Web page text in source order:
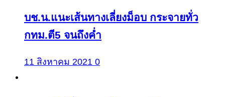
บช.น.แนะเส้นทางเลี่ยงม็อบ กระจายทั่ว
กทม.ตี5 จนถึงค่ำ
11 สิงหาคม 2021 0